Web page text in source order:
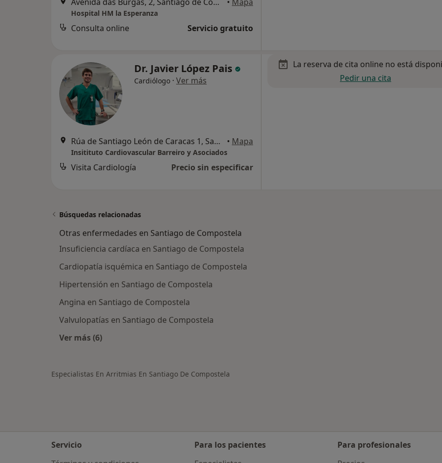
Hospital HM la Esperanza
Consulta online Servicio gratuito
Dr. Javier López Pais
Cardiólogo · Ver más
Rúa de Santiago León de Caracas 1, Santiago de Compostela • Mapa
Insitituto Cardiovascular Barreiro y Asociados
Visita Cardiología Precio sin especificar
La reserva de cita online no está
Pedir una cita
Búsquedas relacionadas
Otras enfermedades en Santiago de Compostela
Insuficiencia cardíaca en Santiago de Compostela
Cardiopatía isquémica en Santiago de Compostela
Hipertensión en Santiago de Compostela
Angina en Santiago de Compostela
Valvulopatías en Santiago de Compostela
Ver más (6)
Especialistas En Arritmias En Santiago De Compostela
Servicio
Para los pacientes
Para profesionales